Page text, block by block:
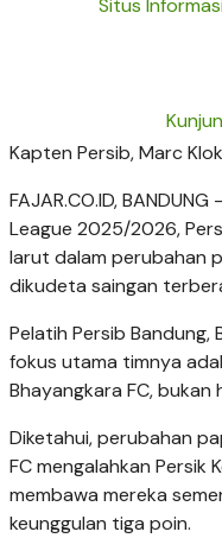
Situs
Kapten Persib, Marc Klok
FAJAR.CO.ID,
League 2025/2026,
larut dalam perubahan
dikudeta saingan
Pelatih Persib Bandung,
fokus utama timnya
Bhayangkara FC, bukan
Diketahui, perubahan
FC mengalahkan Persik
membawa mereka
keunggulan tiga poin.